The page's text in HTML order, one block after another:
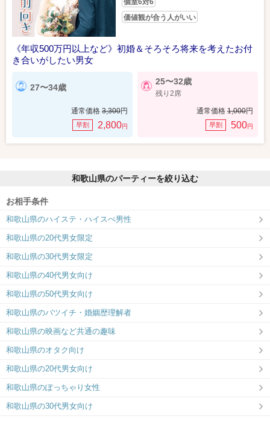
個室6対6
価値観が合う人がいい
《年収500万円以上など》初婚＆そろそろ将来を考えたお付
き合いがしたい男女
27〜34歳
通常価格 3,300円
早割 2,800円
25〜32歳
残り2席
通常価格 1,000円
早割 500円
和歌山県のパーティーを絞り込む
お相手条件
和歌山県のハイステ・ハイスぺ男性
和歌山県の20代男女限定
和歌山県の30代男女限定
和歌山県の40代男女向け
和歌山県の50代男女向け
和歌山県のバツイチ・婚姻歴理解者
和歌山県の映画など共通の趣味
和歌山県のオタク向け
和歌山県の20代男女向け
和歌山県のぽっちゃり女性
和歌山県の30代男女向け